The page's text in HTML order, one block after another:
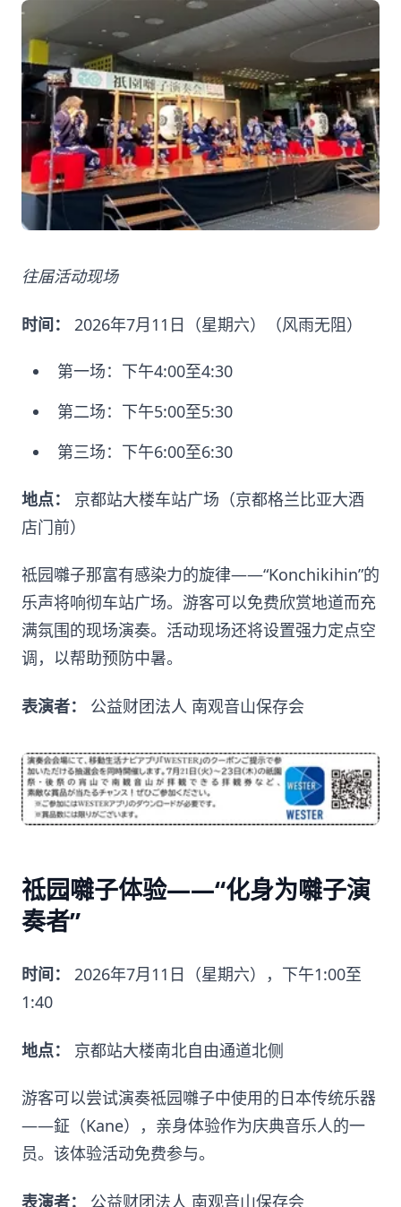
往届活动现场
时间： 2026年7月11日（星期六）（风雨无阻）
第一场：下午4:00至4:30
第二场：下午5:00至5:30
第三场：下午6:00至6:30
地点：
京都站大楼车站广场（京都格兰比亚大酒
店门前）
祗园囃子那富有感染力的旋律——“Konchikihin”的
乐声将响彻车站广场。游客可以免费欣赏地道而充
满氛围的现场演奏。活动现场还将设置强力定点空
调，以帮助预防中暑。
表演者： 公益财团法人 南观音山保存会
祗园囃子体验——“化身为囃子演
奏者”
时间：
2026年7月11日（星期六），下午1:00至
1:40
地点： 京都站大楼南北自由通道北侧
游客可以尝试演奏祗园囃子中使用的日本传统乐器
——鉦（Kane），亲身体验作为庆典音乐人的一
员。该体验活动免费参与。
表演者： 公益财团法人 南观音山保存会